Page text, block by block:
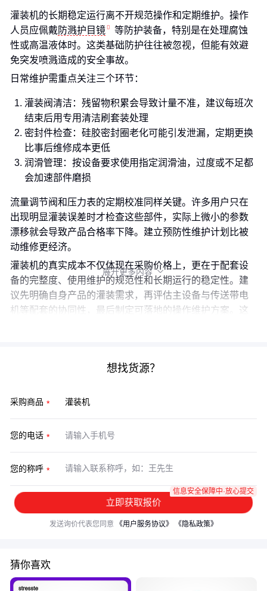
灌装机的长期稳定运行离不开规范操作和定期维护。操作
人员应佩戴 防溅护目镜
等防护装备，特别是在处理腐蚀
性或高温液体时。这类基础防护往往被忽视，但能有效避
免突发喷溅造成的安全事故。
日常维护需重点关注三个环节：
灌装阀清洁：残留物积累会导致计量不准，建议每班次
结束后用专用清洁刷套装处理
密封件检查：硅胶密封圈老化可能引发泄漏，定期更换
比事后维修成本更低
润滑管理：按设备要求使用指定润滑油，过度或不足都
会加速部件磨损
流量调节阀和压力表的定期校准同样关键。许多用户只在
出现明显灌装误差时才检查这些部件，实际上微小的参数
漂移就会导致产品合格率下降。建立预防性维护计划比被
动维修更经济。
灌装机的真实成本不仅体现在采购价格上，更在于配套设
备的完整度、使用维护的规范性和长期运行的稳定性。建
议先明确自身产品的灌装需求，再评估主设备与传送带电
机等配套的协同性，最后制定可落地的操作维护方案。这
展开更多内容 
想找货源？
采购商品
您的电话
您的称呼
立即获取报价
信息安全保障中·放心提交
发送询价代表您同意 《用户服务协议》 《隐私政策》
猜你喜欢